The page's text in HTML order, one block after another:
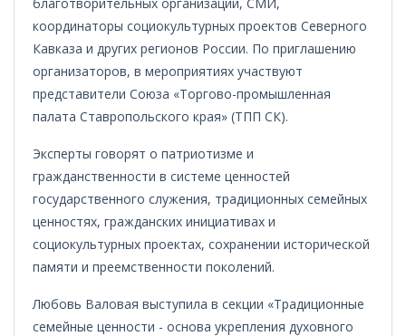
координаторы социокультурных проектов Северного
Кавказа и других регионов России. По приглашению
организаторов, в мероприятиях участвуют
представители Союза «Торгово-промышленная
палата Ставропольского края» (ТПП СК).
Эксперты говорят о патриотизме и
гражданственности в системе ценностей
государственного служения, традиционных семейных
ценностях, гражданских инициативах и
социокультурных проектах, сохранении исторической
памяти и преемственности поколений.
Любовь Валовая выступила в секции «Традиционные
семейные ценности - основа укрепления духовного